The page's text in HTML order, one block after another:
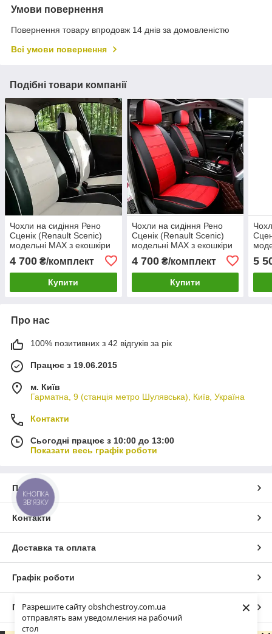
Разрешите сайту obshchestroy.com.ua
отправлять вам уведомления на рабочий
стол
×
Умови повернення
Повернення товару впродовж 14 днів за домовленістю
Всі умови повернення
Подібні товари компанії
Чохли на сидіння Рено
Сценік (Renault Scenic)
модельні MAX з екошкіри
4 700 ₴/комплект
Купити
Чохли на сидіння Рено
Сценік (Renault Scenic)
модельні MAX з екошкіри
4 700₴/комплект
Купити
5
Про нас
100% позитивних з 42 відгуків за рік
Працює з 19.06.2015
м. Київ
Гарматна, 9 (станція метро Шулявська), Київ, Україна
Контакти
Сьогодні працює з 10:00 до 13:00
Показати весь графік роботи
Про нас
Контакти
Доставка та оплата
Графік роботи
Повна версія сайту
КНОПКА
ЗВ'ЯЗКУ